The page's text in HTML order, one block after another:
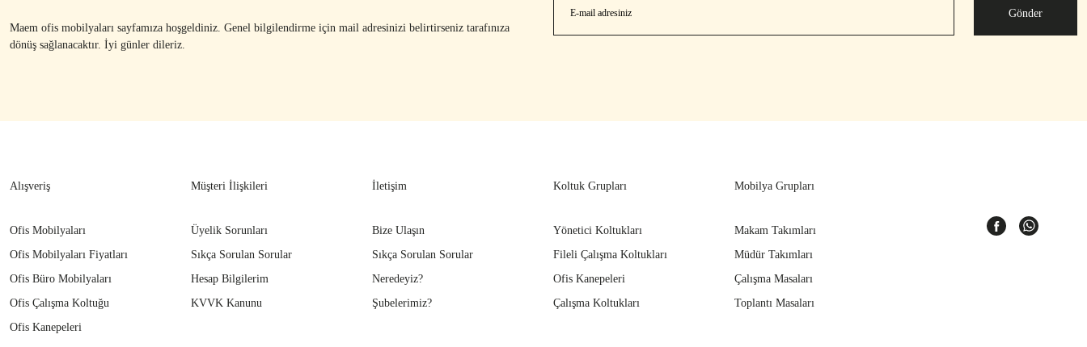
Maem ofis mobilyaları sayfamıza hoşgeldiniz. Genel bilgilendirme için mail adresinizi belirtirseniz tarafınıza
dönüş sağlanacaktır. İyi günler dileriz.
Gönder
Alışveriş
Ofis Mobilyaları
Ofis Mobilyaları Fiyatları
Ofis Büro Mobilyaları
Ofis Çalışma Koltuğu
Ofis Kanepeleri
Müşteri İlişkileri
Üyelik Sorunları
Sıkça Sorulan Sorular
Hesap Bilgilerim
KVVK Kanunu
İletişim
Bize Ulaşın
Sıkça Sorulan Sorular
Neredeyiz?
Şubelerimiz?
Koltuk Grupları
Yönetici Koltukları
Fileli Çalışma Koltukları
Ofis Kanepeleri
Çalışma Koltukları
Mobilya Grupları
Makam Takımları
Müdür Takımları
Çalışma Masaları
Toplantı Masaları